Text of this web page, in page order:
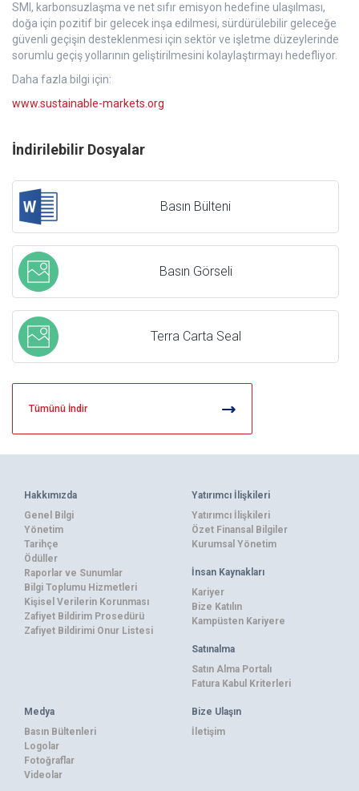
SMI, karbonsuzlaşma ve net sıfır emisyon hedefine ulaşılması,
doğa için pozitif bir gelecek inşa edilmesi, sürdürülebilir geleceğe
güvenli geçişin desteklenmesi için sektör ve işletme düzeylerinde
sorumlu geçiş yollarının geliştirilmesini kolaylaştırmayı hedefliyor.
Daha fazla bilgi için:
www.sustainable-markets.org
İndirilebilir Dosyalar
Basın Bülteni
Basın Görseli
Terra Carta Seal
Tümünü İndir
Hakkımızda
Genel Bilgi
Yönetim
Tarihçe
Ödüller
Raporlar ve Sunumlar
Bilgi Toplumu Hizmetleri
Kişisel Verilerin Korunması
Zafiyet Bildirim Prosedürü
Zafiyet Bildirimi Onur Listesi
Yatırımcı İlişkileri
Yatırımcı İlişkileri
Özet Finansal Bilgiler
Kurumsal Yönetim
İnsan Kaynakları
Kariyer
Bize Katılın
Kampüsten Kariyere
Satınalma
Satın Alma Portalı
Fatura Kabul Kriterleri
Medya
Basın Bültenleri
Logolar
Fotoğraflar
Videolar
Bize Ulaşın
İletişim